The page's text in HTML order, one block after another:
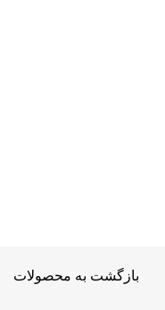
بازگشت به محصولات